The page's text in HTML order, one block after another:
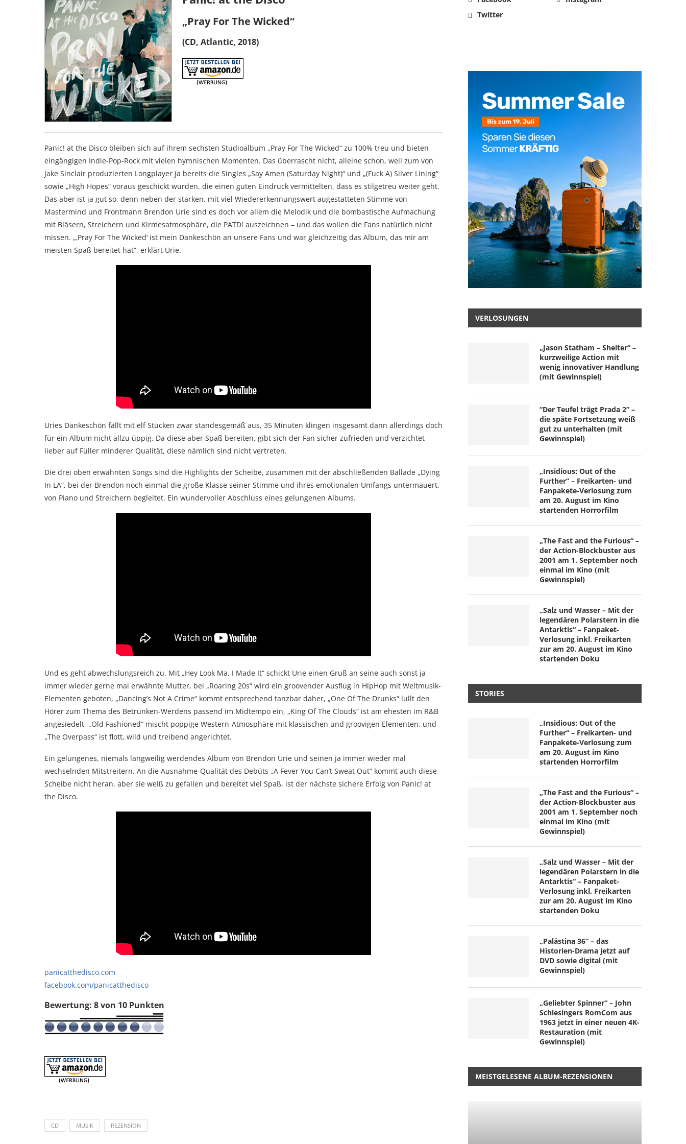
„Pray For The Wicked“
(CD, Atlantic, 2018)
Panic! at the Disco bleiben sich auf ihrem sechsten Studioalbum „Pray For The Wicked“ zu 100% treu und bieten
eingängigen Indie-Pop-Rock mit vielen hymnischen Momenten. Das überrascht nicht, alleine schon, weil zum von
Jake Sinclair produzierten Longplayer ja bereits die Singles „Say Amen (Saturday Night)“ und „(Fuck A) Silver Lining“
sowie „High Hopes“ voraus geschickt wurden, die einen guten Eindruck vermittelten, dass es stilgetreu weiter geht.
Das aber ist ja gut so, denn neben der starken, mit viel Wiedererkennungswert augestatteten Stimme von
Mastermind und Frontmann Brendon Urie sind es doch vor allem die Melodik und die bombastische Aufmachung
mit Bläsern, Streichern und Kirmesatmosphäre, die PATD! auszeichnen – und das wollen die Fans natürlich nicht
missen. „‚Pray For The Wicked‘ ist mein Dankeschön an unsere Fans und war gleichzeitig das Album, das mir am
meisten Spaß bereitet hat“, erklärt Urie.
Uries Dankeschön fällt mit elf Stücken zwar standesgemäß aus, 35 Minuten klingen insgesamt dann allerdings doch
für ein Album nicht allzu üppig. Da diese aber Spaß bereiten, gibt sich der Fan sicher zufrieden und verzichtet
lieber auf Füller minderer Qualität, diese nämlich sind nicht vertreten.
Die drei oben erwähnten Songs sind die Highlights der Scheibe, zusammen mit der abschließenden Ballade „Dying
In LA“, bei der Brendon noch einmal die große Klasse seiner Stimme und ihres emotionalen Umfangs untermauert,
von Piano und Streichern begleitet. Ein wundervoller Abschluss eines gelungenen Albums.
Und es geht abwechslungsreich zu. Mit „Hey Look Ma, I Made It“ schickt Urie einen Gruß an seine auch sonst ja
immer wieder gerne mal erwähnte Mutter, bei „Roaring 20s“ wird ein groovender Ausflug in HipHop mit Weltmusik-
Elementen geboten, „Dancing’s Not A Crime“ kommt entsprechend tanzbar daher, „One Of The Drunks“ lullt den
Hörer zum Thema des Betrunken-Werdens passend im Midtempo ein, „King Of The Clouds“ ist am ehesten im R&B
angesiedelt, „Old Fashioned“ mischt poppige Western-Atmosphäre mit klassischen und groovigen Elementen, und
„The Overpass“ ist flott, wild und treibend angerichtet.
Ein gelungenes, niemals langweilig werdendes Album von Brendon Urie und seinen ja immer wieder mal
wechselnden Mitstreitern. An die Ausnahme-Qualität des Debüts „A Fever You Can’t Sweat Out“ kommt auch diese
Scheibe nicht heran, aber sie weiß zu gefallen und bereitet viel Spaß, ist der nächste sichere Erfolg von Panic! at
the Disco.
panicatthedisco.com
facebook.com/panicatthedisco
Bewertung: 8 von 10 Punkten
CD MUSIK REZENSION
Twitter
VERLOSUNGEN
„Jason Statham – Shelter“ –
kurzweilige Action mit
wenig innovativer Handlung
(mit Gewinnspiel)
“Der Teufel trägt Prada 2” –
die späte Fortsetzung weiß
gut zu unterhalten (mit
Gewinnspiel)
„Insidious: Out of the
Further“ – Freikarten- und
Fanpakete-Verlosung zum
am 20. August im Kino
startenden Horrorfilm
„The Fast and the Furious“ –
der Action-Blockbuster aus
2001 am 1. September noch
einmal im Kino (mit
Gewinnspiel)
„Salz und Wasser – Mit der
legendären Polarstern in die
Antarktis“ – Fanpaket-
Verlosung inkl. Freikarten
zur am 20. August im Kino
startenden Doku
STORIES
„Insidious: Out of the
Further“ – Freikarten- und
Fanpakete-Verlosung zum
am 20. August im Kino
startenden Horrorfilm
„The Fast and the Furious“ –
der Action-Blockbuster aus
2001 am 1. September noch
einmal im Kino (mit
Gewinnspiel)
„Salz und Wasser – Mit der
legendären Polarstern in die
Antarktis“ – Fanpaket-
Verlosung inkl. Freikarten
zur am 20. August im Kino
startenden Doku
„Palästina 36“ – das
Historien-Drama jetzt auf
DVD sowie digital (mit
Gewinnspiel)
„Geliebter Spinner“ – John
Schlesingers RomCom aus
1963 jetzt in einer neuen 4K-
Restauration (mit
Gewinnspiel)
MEISTGELESENE ALBUM-REZENSIONEN